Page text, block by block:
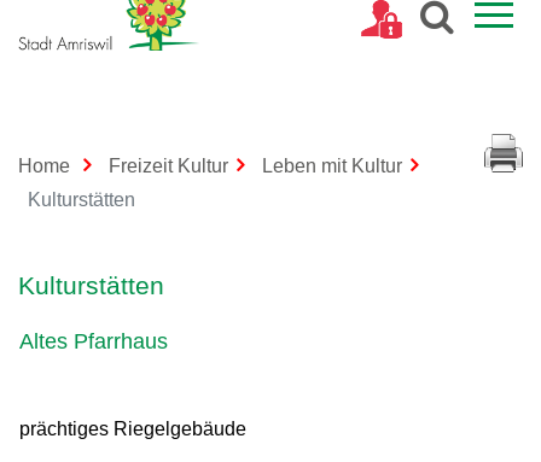
Home Freizeit Kultur
Leben mit Kultur
Kulturstätten
Inhalt
Kulturstätten
Altes Pfarrhaus
prächtiges Riegelgebäude